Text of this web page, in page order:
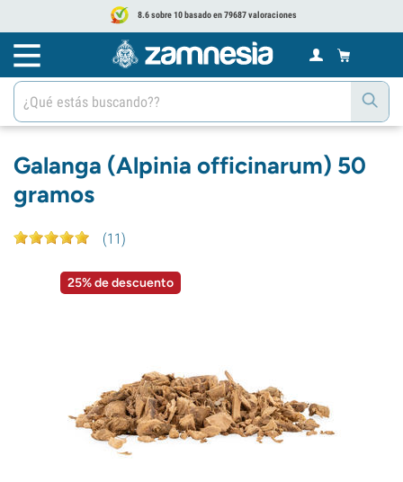
8.6 sobre 10 basado en 79687 valoraciones
Galanga (Alpinia officinarum) 50
gramos
(11)
25% de descuento